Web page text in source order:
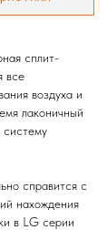
сплит-
все
воздуха и
лаконичный
систему
справится с
нахождения
в LG серии